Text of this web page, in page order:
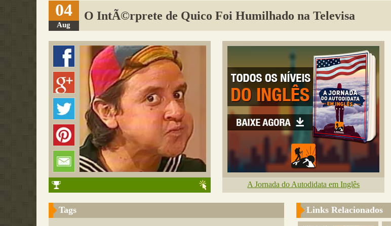
04
Aug
O IntÃ©rprete de Quico Foi Humilhado na Televisa
A Jornada do Autodidata em Inglês
Tags Links Relacionados